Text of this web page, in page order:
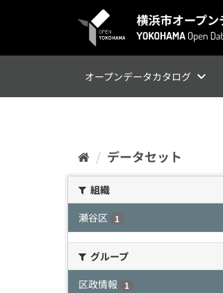
オープンデータカタログ
データセット
組織
瀬谷区
1
グループ
区政情報
1